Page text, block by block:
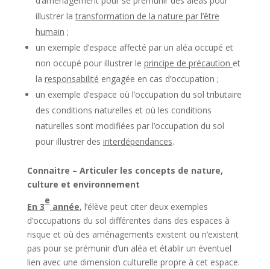
illustrer latransformation de la nature par l’être
humain ;
un exemple d’espace affecté par un aléa occupé et
non occupé pour illustrer le principe de précaution et
la responsabilité engagée en cas d’occupation ;
un exemple d’espace où l’occupation du sol tributaire
des conditions naturelles et où les conditions
naturelles sont modifiées par l’occupation du sol
pour illustrer des interdépendances.
Connaitre – Articuler les concepts de nature,
culture et environnement
En 3
e
année, l’élève peut citer deux exemples
d’occupations du sol différentes dans des espaces à
risque et où des aménagements existent ou n’existent
pas pour se prémunir d’un aléa et établir un éventuel
lien avec une dimension culturelle propre à cet espace.